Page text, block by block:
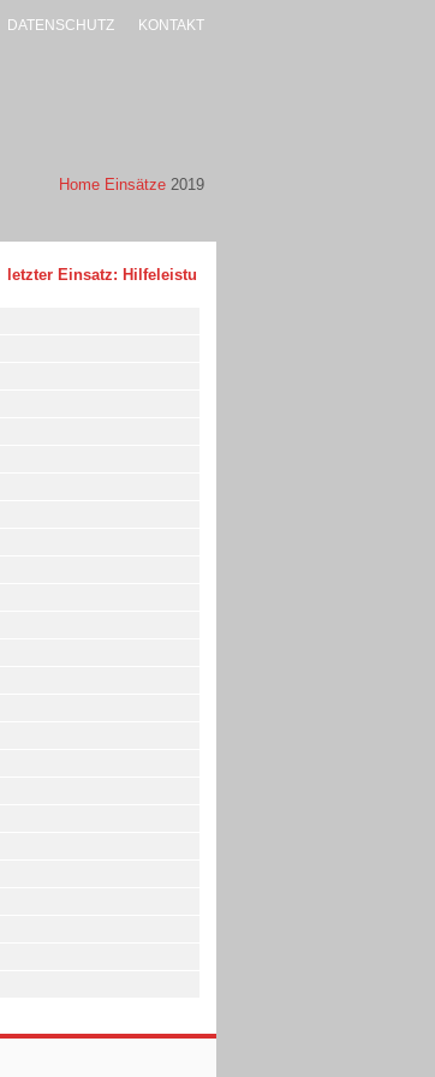
DATENSCHUTZ KONTAKT
Home Einsätze 2019
letzter Einsatz: Hilfeleistung - klein - 02.08.2026 um 17:53